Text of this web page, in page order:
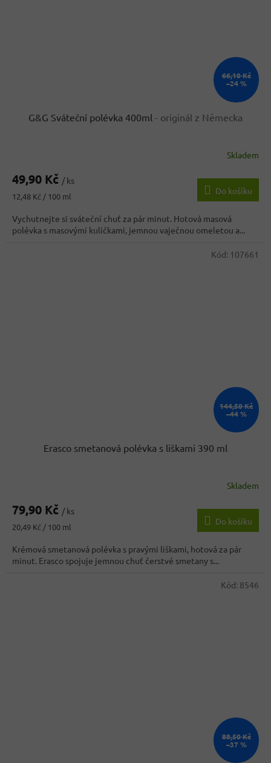
66,10 Kč
–24 %
G&G Sváteční polévka 400ml - originál z Německa
produktu
4,4
z
5
hvězdiček.
Skladem
49,90 Kč / ks
Měrná
12,48 Kč / 100 ml
Do košíku
Vychutnejte si sváteční chuť za pár minut. Hotová masová
polévka s masovými kuličkami, jemnou vaječnou omeletou a...
144,50 Kč
–44 %
Erasco smetanová polévka s liškami 390 ml
produktu
4,3
z
5
hvězdiček.
Skladem
79,90 Kč / ks
Měrná
20,49 Kč / 100 ml
Do košíku
Krémová smetanová polévka s pravými liškami, hotová za pár
minut. Erasco spojuje jemnou chuť čerstvé smetany s...
Kód: 107661
88,50 Kč
–37 %
Kód: 8546